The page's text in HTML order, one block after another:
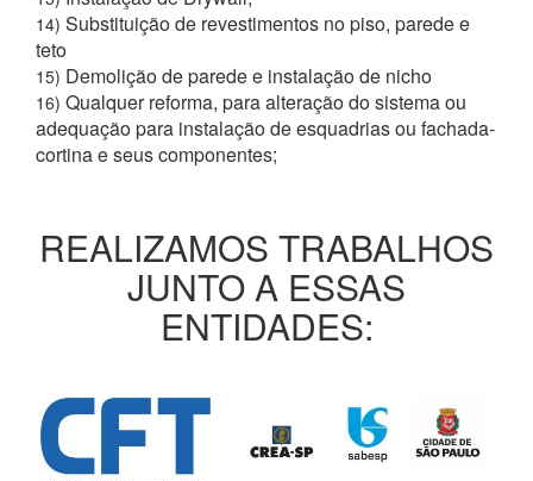
14) Substituição de revestimentos no piso, parede e
teto
15) Demolição de parede e instalação de nicho
16) Qualquer reforma, para alteração do sistema ou
adequação para instalação de esquadrias ou fachada-
cortina e seus componentes;
REALIZAMOS TRABALHOS
JUNTO A ESSAS
ENTIDADES: